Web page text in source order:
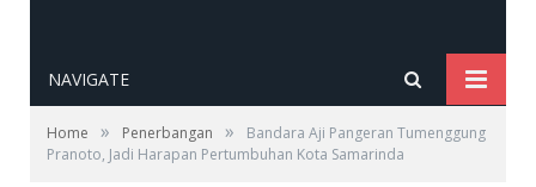
NAVIGATE
Home » Penerbangan »
Bandara Aji Pangeran Tumenggung
Pranoto, Jadi Harapan Pertumbuhan Kota Samarinda